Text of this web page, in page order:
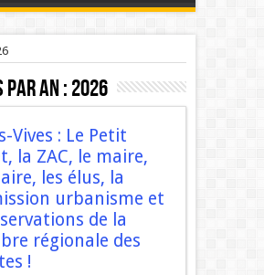
par an :2026
Vives : Le Petit
la ZAC, le maire,
les élus, la
urbanisme et
de la
régionale des
!